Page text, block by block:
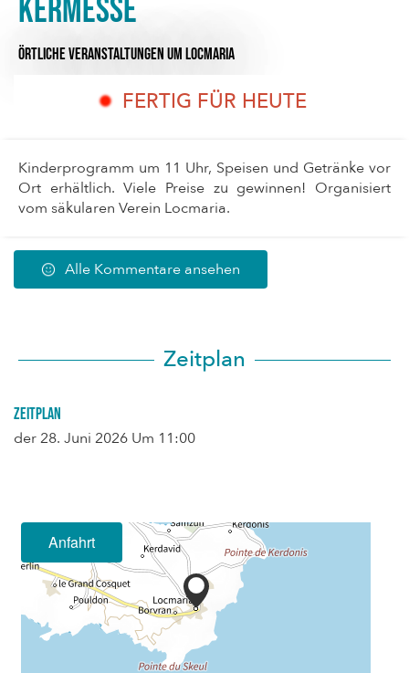
Kermesse
ÖRTLICHE VERANSTALTUNGENUM LOCMARIA
FERTIG FÜR HEUTE
Kinderprogramm um 11 Uhr, Speisen und Getränke vor
Ort erhältlich. Viele Preise zu gewinnen! Organisiert
vom säkularen Verein Locmaria.
Alle Kommentare ansehen
Zeitplan
Zeitplan
der28. Juni 2026 Um 11:00
Anfahrt